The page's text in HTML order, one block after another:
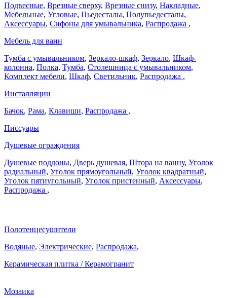
Подвесные, Врезные сверху, Врезные снизу, Накладные,
Мебельные, Угловые, Пьедесталы, Полупьедесталы,
Аксессуары, Сифоны для умывальника, Распродажа ,
Мебель для ванн
Тумба с умывальником, Зеркало-шкаф, Зеркало, Шкаф-
колонна, Полка, Тумба, Столешница с умывальником,
Комплект мебели, Шкаф, Светильник, Распродажа ,
Инсталляции
Бачок, Рама, Клавиши, Распродажа ,
Писсуары
Душевые ограждения
Душевые поддоны, Дверь душевая, Штора на ванну, Уголок
радиальный, Уголок прямоугольный, Уголок квадратный,
Уголок пятиугольный, Уголок пристенный, Аксессуары,
Распродажа ,
Полотенцесушители
Водяные, Электрические, Распродажа,
Керамическая плитка / Керамогранит
Мозаика